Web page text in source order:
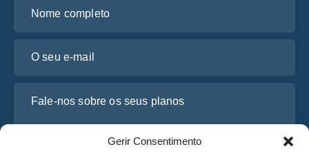
Gerir Consentimento